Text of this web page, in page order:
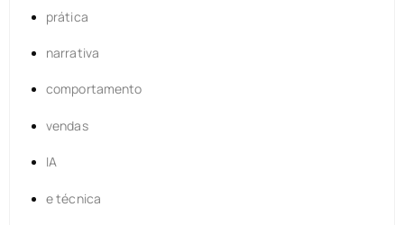
prática
narrativa
comportamento
vendas
IA
e técnica